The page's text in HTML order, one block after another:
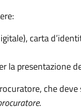
carta
la presentazione
che
.